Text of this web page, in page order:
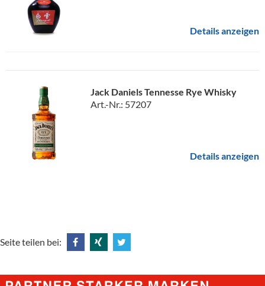
Details anzeigen
Jack Daniels Tennesse Rye Whisky
Art.-Nr.: 57207
Details anzeigen
Seite teilen bei:
@
@
@